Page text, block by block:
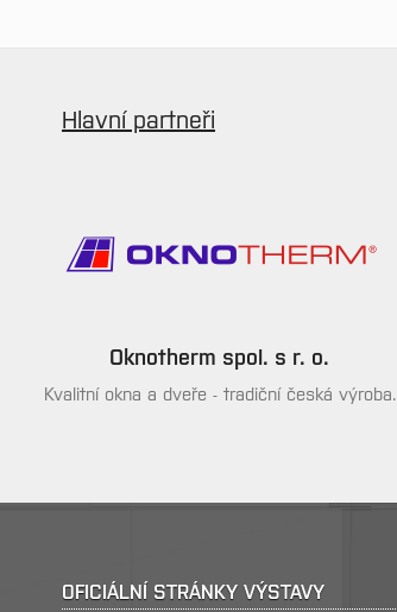
Hlavní partneři
Oknotherm spol. s r. o.
Kvalitní okna a dveře - tradiční česká výroba.
OFICIÁLNÍ STRÁNKY VÝSTAVY